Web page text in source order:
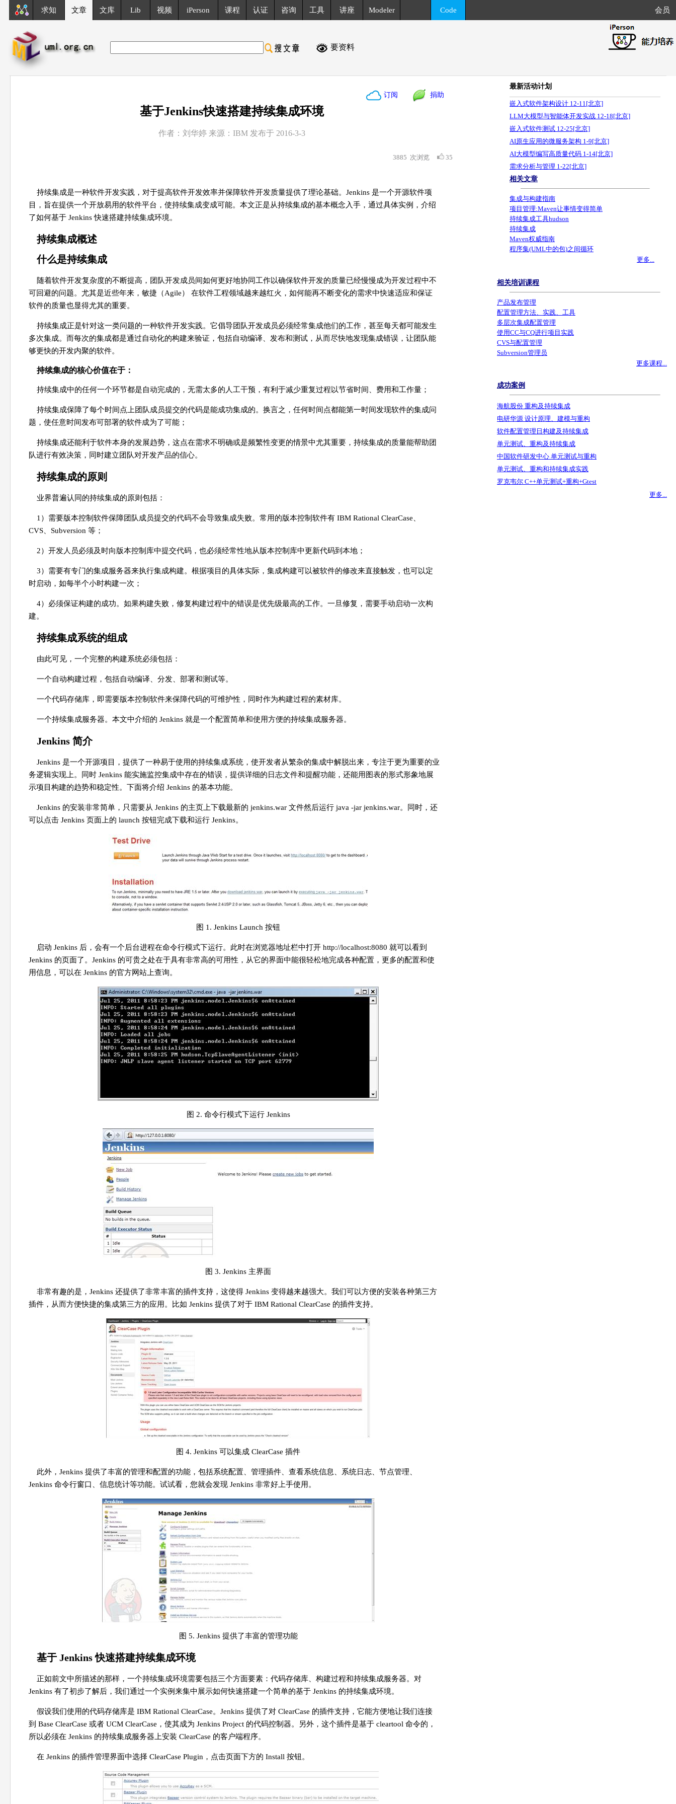
求知 文章 文库 Lib 视频 iPerson 课程 认证 咨询 工具 讲座 Modeler Code 会员
要资料
订阅 捐助
基于Jenkins快速搭建持续集成环境
作者：刘华婷 来源：IBM 发布于 2016-3-3
3885 次浏览 35
持续集成是一种软件开发实践，对于提高软件开发效率并保障软件开发质量提供了理论基础。Jenkins 是一个开源软件项
目，旨在提供一个开放易用的软件平台，使持续集成变成可能。本文正是从持续集成的基本概念入手，通过具体实例，介绍
了如何基于 Jenkins 快速搭建持续集成环境。
持续集成概述
什么是持续集成
随着软件开发复杂度的不断提高，团队开发成员间如何更好地协同工作以确保软件开发的质量已经慢慢成为开发过程中不
可回避的问题。尤其是近些年来，敏捷（Agile） 在软件工程领域越来越红火，如何能再不断变化的需求中快速适应和保证
软件的质量也显得尤其的重要。
持续集成正是针对这一类问题的一种软件开发实践。它倡导团队开发成员必须经常集成他们的工作，甚至每天都可能发生
多次集成。而每次的集成都是通过自动化的构建来验证，包括自动编译、发布和测试，从而尽快地发现集成错误，让团队能
够更快的开发内聚的软件。
持续集成的核心价值在于：
持续集成中的任何一个环节都是自动完成的，无需太多的人工干预，有利于减少重复过程以节省时间、费用和工作量；
持续集成保障了每个时间点上团队成员提交的代码是能成功集成的。换言之，任何时间点都能第一时间发现软件的集成问
题，使任意时间发布可部署的软件成为了可能；
持续集成还能利于软件本身的发展趋势，这点在需求不明确或是频繁性变更的情景中尤其重要，持续集成的质量能帮助团
队进行有效决策，同时建立团队对开发产品的信心。
持续集成的原则
业界普遍认同的持续集成的原则包括：
1）需要版本控制软件保障团队成员提交的代码不会导致集成失败。常用的版本控制软件有 IBM Rational ClearCase、
CVS、Subversion 等；
2）开发人员必须及时向版本控制库中提交代码，也必须经常性地从版本控制库中更新代码到本地；
3）需要有专门的集成服务器来执行集成构建。根据项目的具体实际，集成构建可以被软件的修改来直接触发，也可以定
时启动，如每半个小时构建一次；
4）必须保证构建的成功。如果构建失败，修复构建过程中的错误是优先级最高的工作。一旦修复，需要手动启动一次构
建。
持续集成系统的组成
由此可见，一个完整的构建系统必须包括：
一个自动构建过程，包括自动编译、分发、部署和测试等。
一个代码存储库，即需要版本控制软件来保障代码的可维护性，同时作为构建过程的素材库。
一个持续集成服务器。本文中介绍的 Jenkins 就是一个配置简单和使用方便的持续集成服务器。
Jenkins 简介
Jenkins 是一个开源项目，提供了一种易于使用的持续集成系统，使开发者从繁杂的集成中解脱出来，专注于更为重要的业
务逻辑实现上。同时 Jenkins 能实施监控集成中存在的错误，提供详细的日志文件和提醒功能，还能用图表的形式形象地展
示项目构建的趋势和稳定性。下面将介绍 Jenkins 的基本功能。
Jenkins 的安装非常简单，只需要从 Jenkins 的主页上下载最新的 jenkins.war 文件然后运行 java -jar jenkins.war。同时，还
可以点击 Jenkins 页面上的 launch 按钮完成下载和运行 Jenkins。
图 1. Jenkins Launch 按钮
启动 Jenkins 后，会有一个后台进程在命令行模式下运行。此时在浏览器地址栏中打开 http://localhost:8080 就可以看到
Jenkins 的页面了。Jenkins 的可贵之处在于具有非常高的可用性，从它的界面中能很轻松地完成各种配置，更多的配置和使
用信息，可以在 Jenkins 的官方网站上查询。
图 2. 命令行模式下运行 Jenkins
图 3. Jenkins 主界面
非常有趣的是，Jenkins 还提供了非常丰富的插件支持，这使得 Jenkins 变得越来越强大。我们可以方便的安装各种第三方
插件，从而方便快捷的集成第三方的应用。比如 Jenkins 提供了对于 IBM Rational ClearCase 的插件支持。
图 4. Jenkins 可以集成 ClearCase 插件
此外，Jenkins 提供了丰富的管理和配置的功能，包括系统配置、管理插件、查看系统信息、系统日志、节点管理、
Jenkins 命令行窗口、信息统计等功能。试试看，您就会发现 Jenkins 非常好上手使用。
图 5. Jenkins 提供了丰富的管理功能
基于 Jenkins 快速搭建持续集成环境
正如前文中所描述的那样，一个持续集成环境需要包括三个方面要素：代码存储库、构建过程和持续集成服务器。对
Jenkins 有了初步了解后，我们通过一个实例来集中展示如何快速搭建一个简单的基于 Jenkins 的持续集成环境。
假设我们使用的代码存储库是 IBM Rational ClearCase。Jenkins 提供了对 ClearCase 的插件支持，它能方便地让我们连接
到 Base ClearCase 或者 UCM ClearCase，使其成为 Jenkins Project 的代码控制器。另外，这个插件是基于 cleartool 命令的，
所以必须在 Jenkins 的持续集成服务器上安装 ClearCase 的客户端程序。
在 Jenkins 的插件管理界面中选择 ClearCase Plugin，点击页面下方的 Install 按钮。
最新活动计划
嵌入式软件架构设计 12-11[北京]
LLM大模型与智能体开发实战 12-18[北京]
嵌入式软件测试 12-25[北京]
AI原生应用的微服务架构 1-9[北京]
AI大模型编写高质量代码 1-14[北京]
需求分析与管理 1-22[北京]
相关文章
集成与构建指南
项目管理:Maven让事情变得简单
持续集成工具hudson
持续集成
Maven权威指南
程序集(UML中的包)之间循环
更多...
相关培训课程
产品发布管理
配置管理方法、实践、工具
多层次集成配置管理
使用CC与CQ进行项目实践
CVS与配置管理
Subversion管理员
更多课程...
成功案例
海航股份 重构及持续集成
电研华源 设计原理、建模与重构
软件配置管理日构建及持续集成
单元测试、重构及持续集成
中国软件研发中心 单元测试与重构
单元测试、重构和持续集成实践
罗克韦尔 C++单元测试+重构+Gtest
更多...